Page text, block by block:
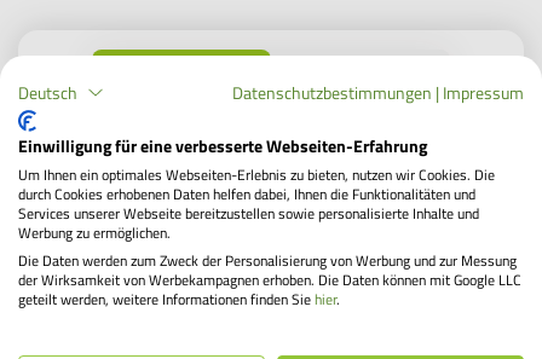
Nachricht senden
* Alle Felder mit Sternchen sind Pflichtfelder
Ich bin ein/e*
Service Hotline
Sie erreichen uns montags bis samstags von 08:00
Wir freuen uns auf Ihren Anruf!
Deutsch Datenschutzbestimmungen |Impressum
Einwilligung für eine verbesserte Webseiten-Erfahrung
Um Ihnen ein optimales Webseiten-Erlebnis zu bieten, nutzen wir Cookies. Die
durch Cookies erhobenen Daten helfen dabei, Ihnen die Funktionalitäten und
Services unserer Webseite bereitzustellen sowie personalisierte Inhalte und
Werbung zu ermöglichen.
Die Daten werden zum Zweck der Personalisierung von Werbung und zur Messung
der Wirksamkeit von Werbekampagnen erhoben. Die Daten können mit Google LLC
geteilt werden, weitere Informationen finden Siehier.